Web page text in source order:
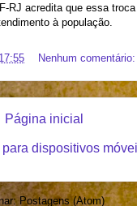
RJ acredita que essa
à população.
17:55 Nenhum comentário:
Página inicial
dispositivos
Postagens (Atom)